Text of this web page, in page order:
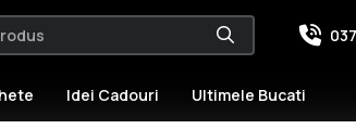
Idei Cadouri Ultimele Bucati